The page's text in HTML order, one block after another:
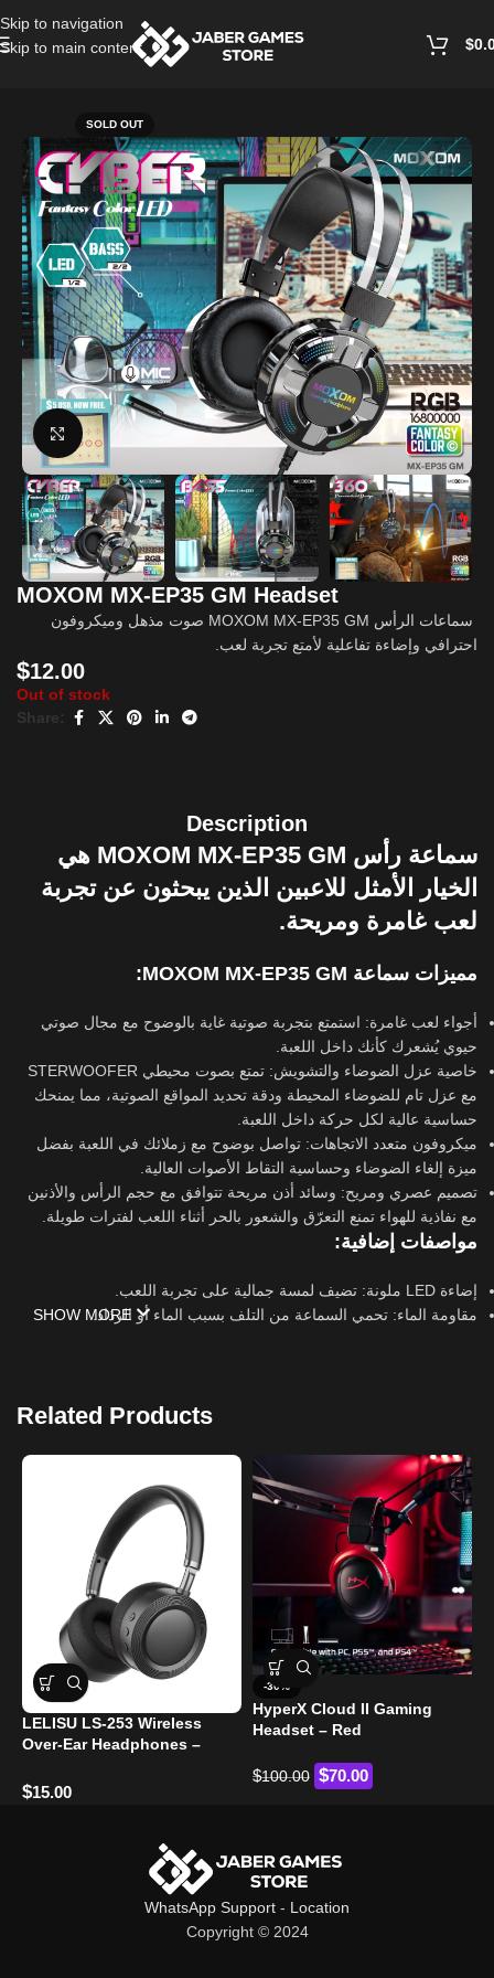
Skip to navigation
Skip to main content
$
SOLD OUT
Click to enlarge
MOXOM MX-EP35 GM Headset
سماعات الرأس MOXOM MX-EP35 GM صوت مذهل وميكروفون
احترافي وإضاءة تفاعلية لأمتع تجربة لعب.
$12.00
Out of stock
Share:
Description
سماعة رأس MOXOM MX-EP35 GM هي
الخيار الأمثل للاعبين الذين يبحثون عن تجربة
لعب غامرة ومريحة.
مميزات سماعة MOXOM MX-EP35 GM:
أجواء لعب غامرة: استمتع بتجربة صوتية غاية بالوضوح مع مجال صوتي
حيوي يُشعرك كأنك داخل اللعبة.
خاصية عزل الضوضاء والتشويش: تمتع بصوت محيطي STERWOOFER
مع عزل تام للضوضاء المحيطة ودقة تحديد المواقع الصوتية، مما يمنحك
حساسية عالية لكل حركة داخل اللعبة.
ميكروفون متعدد الاتجاهات: تواصل بوضوح مع زملائك في اللعبة بفضل
ميزة إلغاء الضوضاء وحساسية التقاط الأصوات العالية.
تصميم عصري ومريح: وسائد أذن مريحة تتوافق مع حجم الرأس والأذنين
مع نفاذية للهواء تمنع التعرّق والشعور بالحر أثناء اللعب لفترات طويلة.
مواصفات إضافية:
إضاءة LED ملونة: تضيف لمسة جمالية على تجربة اللعب.
مقاومة الماء: تحمي السماعة من التلف بسبب الماء أو الرذاذ.SHOW MORE
Related Products
LELISU LS-253 Wireless
Over-Ear Headphones –
Charging
$15.00
-30%
HyperX Cloud II Gaming
Headset – Red
$100.00 $70.00
WhatsApp Support - Location
Copyright © 2024